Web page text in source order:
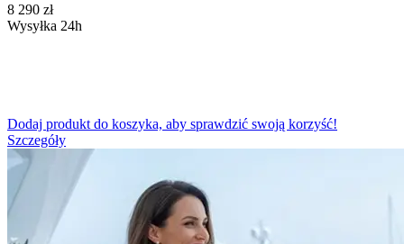
‍8 290‍ zł
Wysyłka 24h
Dodaj produkt do koszyka, aby sprawdzić swoją korzyść!
Szczegóły